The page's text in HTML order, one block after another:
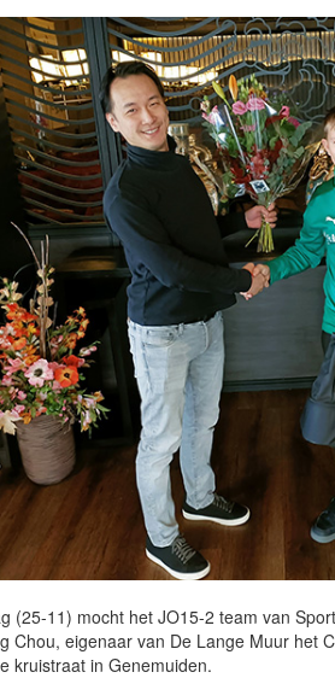
(25-11) mocht het JO15-2 team van
Chou, eigenaar van De Lange Muur het
kruistraat in Genemuiden.